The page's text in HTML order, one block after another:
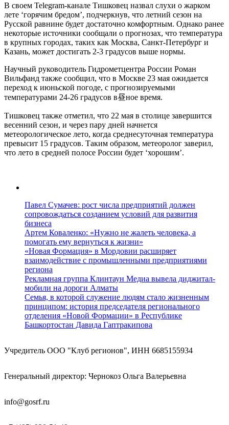
В своем Telegram-канале Тишковец назвал слухи о жарком
лете ‘горячим бредом’, подчеркнув, что летний сезон на
Русской равнине будет достаточно комфортным. Однако ранее
некоторые источники сообщали о прогнозах, что температура
в крупных городах, таких как Москва, Санкт-Петербург и
Казань, может достигать 2-3 градусов выше нормы.
Научный руководитель Гидрометцентра России Роман
Вильфанд также сообщил, что в Москве 23 мая ожидается
переход к июньской погоде, с прогнозируемыми
температурами 24-26 градусов в昼ное время.
Тишковец также отметил, что 22 мая в столице завершится
весенний сезон, и через пару дней начнется
метеорологическое лето, когда среднесуточная температура
превысит 15 градусов. Таким образом, метеоролог заверил,
что лето в средней полосе России будет ‘хорошим’.
Павел Сумачев: рост числа предприятий должен
сопровождаться созданием условий для развития
бизнеса
Артем Коваленко: «Нужно не жалеть человека, а
помогать ему вернуться к жизни»
«Новая Формация» в Мордовии расширяет
взаимодействие с промышленными предприятиями
региона
Рекламная группа Клинтаун Медиа вывела диджитал-
мобили на дороги Алматы
Семья, в которой служение людям стало жизненным
принципом: история председателя регионального
отделения «Новой Формации» в Республике
Башкортостан Давида Гаптракипова
Учредитель ООО "Клуб регионов", ИНН 6685155934
Генеральный директор: Чернокоз Ольга Валерьевна
info@gosrf.ru